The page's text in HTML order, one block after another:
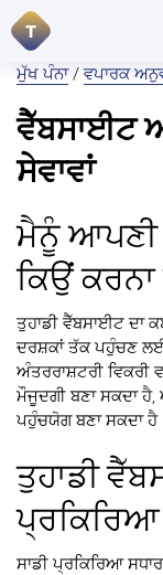
T
ਮੁੱਖ ਪੰਨਾ/ਵਪਾਰਕ
ਵੈੱਬਸਾਈਟ
ਸੇਵਾਵਾਂ
ਮੈਨੂੰ ਆਪਣੀ
ਕਿਉਂ ਕਰਨਾ
ਤੁਹਾਡੀ ਵੈੱਬਸਾਈਟ ਦਾ
ਦਰਸ਼ਕਾਂ ਤੱਕ ਪਹੁੰਚਣ
ਅੰਤਰਰਾਸ਼ਟਰੀ ਵਿਕਰੀ
ਮੌਜੂਦਗੀ ਬਣਾ ਸਕਦਾ ਹੈ,
ਪਹੁੰਚਯੋਗ ਬਣਾ ਸਕਦਾ
ਤੁਹਾਡੀ
ਪ੍ਰਕਿਰਿਆ
ਸਾਡੀ ਪ੍ਰਕਿਰਿਆ